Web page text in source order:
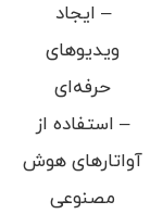
– ایجاد
ویدیوهای
حرفه‌ای
– استفاده از
آواتارهای هوش
مصنوعی